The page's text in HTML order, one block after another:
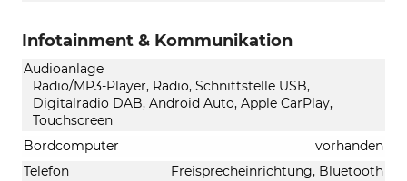
Infotainment & Kommunikation
Audioanlage
Radio/MP3-Player, Radio, Schnittstelle USB,
Digitalradio DAB, Android Auto, Apple CarPlay,
Touchscreen
Bordcomputer
vorhanden
Telefon
Freisprecheinrichtung, Bluetooth